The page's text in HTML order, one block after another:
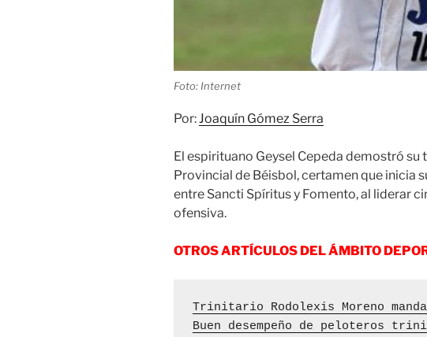
Foto: Internet
Por: Joaquín Gómez Serra
El espirituano Geysel Cepeda demostró su
Provincial de Béisbol, certamen que inicia
entre Sancti Spíritus y Fomento, al liderar
ofensiva.
OTROS ARTÍCULOS DEL ÁMBITO
Trinitario Rodolexis Moreno
Buen desempeño de peloteros